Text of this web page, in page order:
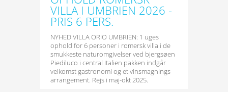
VILLA I UMBRIEN 2026 -
PRIS 6 PERS.
NYHED VILLA ORIO UMBRIEN: 1 uges
ophold for 6 personer i romersk villa i de
smukkeste naturomgivelser ved bjergsøen
Piediluco i central Italien pakken indgår
velkomst gastronomi og et vinsmagnings
arrangement. Rejs i maj-okt 2025.